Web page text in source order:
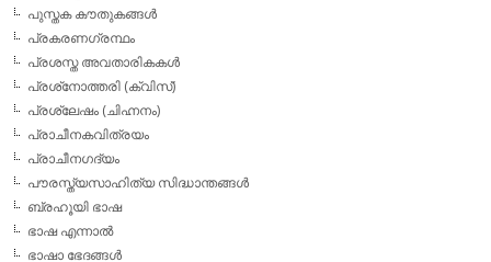
പുസ്തക കൗതുകങ്ങള്‍
പ്രകരണഗ്രന്ഥം
പ്രശസ്ത അവതാരികകള്‍
പ്രശ്‌നോത്തരി (ക്വിസ്)
പ്രശ്ലേഷം (ചിഹ്നനം)
പ്രാചീനകവിത്രയം
പ്രാചീനഗദ്യം
പൗരസ്ത്യസാഹിത്യ സിദ്ധാന്തങ്ങള്‍
ബ്രഹൂയി ഭാഷ
ഭാഷ എന്നാല്‍
ഭാഷാ ഭേദങ്ങള്‍